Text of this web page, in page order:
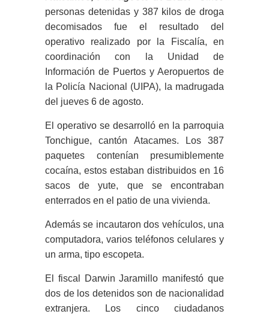
personas detenidas y 387 kilos de droga
decomisados fue el resultado del
operativo realizado por la Fiscalía, en
coordinación con la Unidad de
Información de Puertos y Aeropuertos de
la Policía Nacional (UIPA), la madrugada
del jueves 6 de agosto.
El operativo se desarrolló en la parroquia
Tonchigue, cantón Atacames. Los 387
paquetes contenían presumiblemente
cocaína, estos estaban distribuidos en 16
sacos de yute, que se encontraban
enterrados en el patio de una vivienda.
Además se incautaron dos vehículos, una
computadora, varios teléfonos celulares y
un arma, tipo escopeta.
El fiscal Darwin Jaramillo manifestó que
dos de los detenidos son de nacionalidad
extranjera. Los cinco ciudadanos